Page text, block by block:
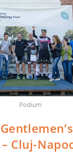
Podium
Cluj-